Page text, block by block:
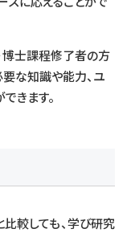
博士課程修了者の方
要な知識や能力、ユ
きます。
較しても、学び研究